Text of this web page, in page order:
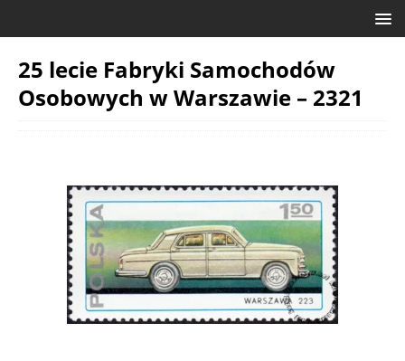
25 lecie Fabryki Samochodów
Osobowych w Warszawie – 2321